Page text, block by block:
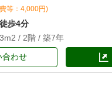
等：4,000円)
歩4分
/ 2階 / 築7年
合わせ